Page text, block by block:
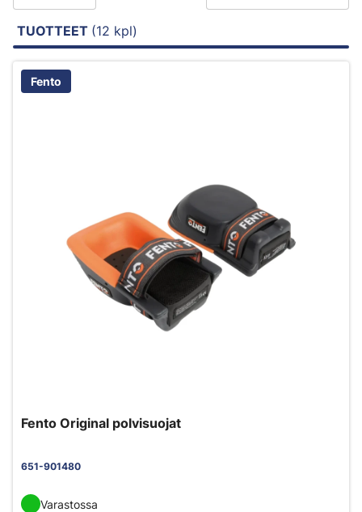
TUOTTEET (12 kpl)
Fento
Fento Original polvisuojat
651-901480
Varastossa